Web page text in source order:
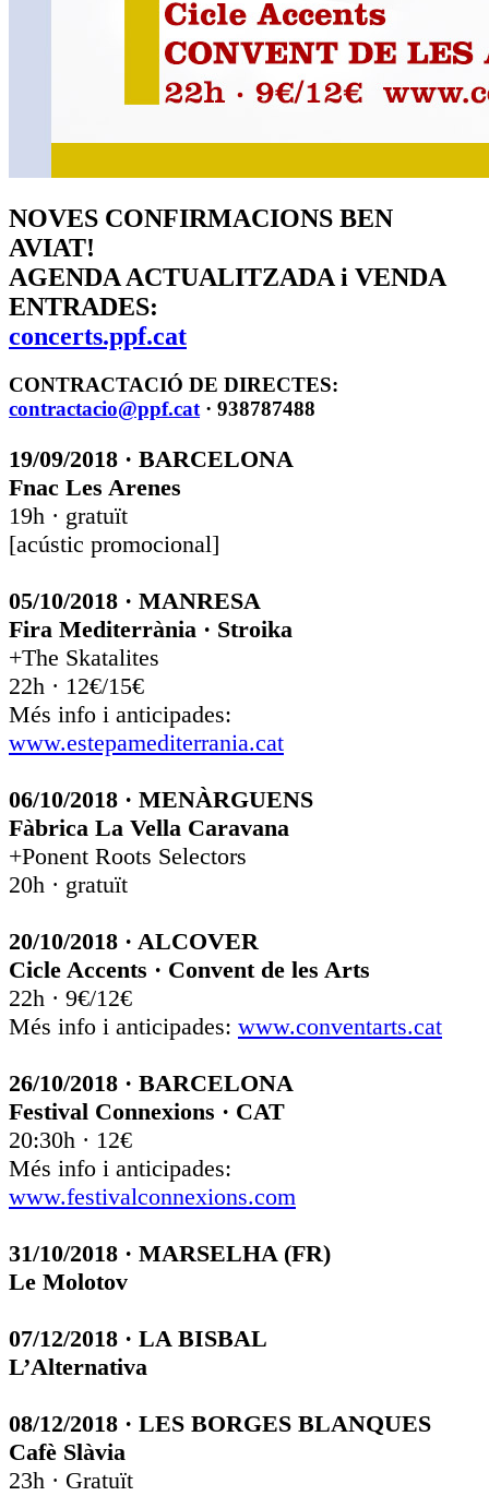
NOVES CONFIRMACIONS BEN
AVIAT!
AGENDA ACTUALITZADA i VENDA
ENTRADES:
concerts.ppf.cat
CONTRACTACIÓ DE DIRECTES:
contractacio@ppf.cat · 938787488
19/09/2018 · BARCELONA
Fnac Les Arenes
19h · gratuït
[acústic promocional]
05/10/2018 · MANRESA
Fira Mediterrània · Stroika
+The Skatalites
22h · 12€/15€
Més info i anticipades:
www.estepamediterrania.cat
06/10/2018 · MENÀRGUENS
Fàbrica La Vella Caravana
+Ponent Roots Selectors
20h · gratuït
20/10/2018 · ALCOVER
Cicle Accents · Convent de les Arts
22h · 9€/12€
Més info i anticipades: www.conventarts.cat
26/10/2018 · BARCELONA
Festival Connexions · CAT
20:30h · 12€
Més info i anticipades:
www.festivalconnexions.com
31/10/2018 · MARSELHA (FR)
Le Molotov
07/12/2018 · LA BISBAL
L’Alternativa
08/12/2018 · LES BORGES BLANQUES
Cafè Slàvia
23h · Gratuït